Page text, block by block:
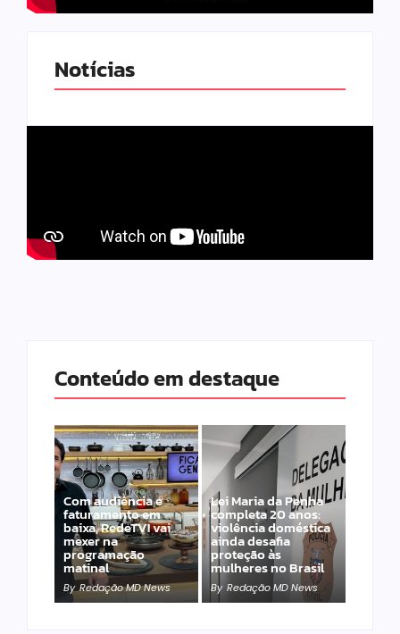
Notícias
Conteúdo em destaque
Com audiência e
faturamento em
baixa, RedeTV! vai
mexer na
programação
matinal
By Redação MD News
Lei Maria da Penha
completa 20 anos:
violência doméstica
ainda desafia
proteção às
mulheres no Brasil
By Redação MD News